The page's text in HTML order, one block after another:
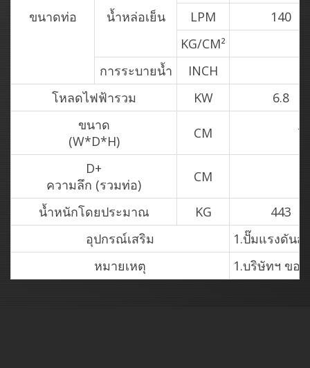
ขนาดท่อ น้ำหล่อเย็น LPM
140
KG/CM²
การระบายน้ำ
INCH
โหลดไฟฟ้ารวม
KW
6.8
ขนาด
(W*D*H)
CM
D+
ความลึก (รวมท่อ)
CM
น้ำหนักโดยประมาณ KG
443
อุปกรณ์เสริม
1.ปั๊มแรง
หมายเหตุ
1.บริษัทฯ ขอ